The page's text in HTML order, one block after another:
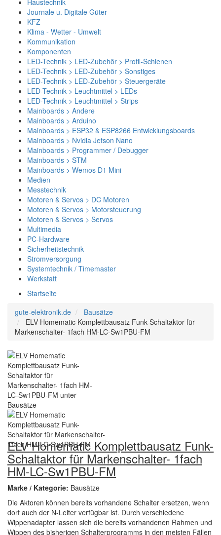
Haustechnik
Journale u. Digitale Güter
KFZ
Klima - Wetter - Umwelt
Kommunikation
Komponenten
LED-Technik > LED-Zubehör > Profil-Schienen
LED-Technik > LED-Zubehör > Sonstiges
LED-Technik > LED-Zubehör > Steuergeräte
LED-Technik > Leuchtmittel > LEDs
LED-Technik > Leuchtmittel > Strips
Mainboards > Andere
Mainboards > Arduino
Mainboards > ESP32 & ESP8266 Entwicklungsboards
Mainboards > Nvidia Jetson Nano
Mainboards > Programmer / Debugger
Mainboards > STM
Mainboards > Wemos D1 Mini
Medien
Messtechnik
Motoren & Servos > DC Motoren
Motoren & Servos > Motorsteuerung
Motoren & Servos > Servos
Multimedia
PC-Hardware
Sicherheitstechnik
Stromversorgung
Systemtechnik / Timemaster
Werkstatt
Startseite
gute-elektronik.de
Bausätze
ELV Homematic Komplettbausatz Funk-Schaltaktor für
Markenschalter- 1fach HM-LC-Sw1PBU-FM
ELV Homematic Komplettbausatz Funk-
Schaltaktor für Markenschalter- 1fach
HM-LC-Sw1PBU-FM
Marke / Kategorie: Bausätze
Die Aktoren können bereits vorhandene Schalter ersetzen, wenn
dort auch der N-Leiter verfügbar ist. Durch verschiedene
Wippenadapter lassen sich die bereits vorhandenen Rahmen und
Wippen des bisherigen Schalterprogramms in den meisten Fällen